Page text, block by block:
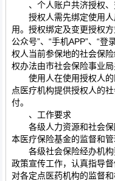
、个人账户共济授权、
授权人需先绑定使用人
用。授权绑定及变更授权
公众号”、“手机APP”、“
权人当前参保地的社会保
权办法由市社会保险事业局
使用人在使用授权人的
点医疗机构提供授权人的
付。
、工作要求
各级人力资源和社会保
本医疗保险基金的监督和管
各级社会保险经办机构
政策宣传工作，认真指导
对各定点医药机构的监督和